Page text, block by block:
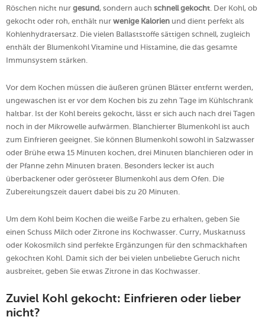
Röschen nicht nur gesund, sondern auch schnell gekocht . Der Kohl, ob
gekocht oder roh, enthält nur wenige Kalorien und dient perfekt als
Kohlenhydratersatz. Die vielen Ballaststoffe sättigen schnell, zugleich
enthält der Blumenkohl Vitamine und Histamine, die das gesamte
Immunsystem stärken.
Vor dem Kochen müssen die äußeren grünen Blätter entfernt werden,
ungewaschen ist er vor dem Kochen bis zu zehn Tage im Kühlschrank
haltbar. Ist der Kohl bereits gekocht, lässt er sich auch nach drei Tagen
noch in der Mikrowelle aufwärmen. Blanchierter Blumenkohl ist auch
zum Einfrieren geeignet. Sie können Blumenkohl sowohl in Salzwasser
oder Brühe etwa 15 Minuten kochen, drei Minuten blanchieren oder in
der Pfanne zehn Minuten braten. Besonders lecker ist auch
überbackener oder gerösteter Blumenkohl aus dem Ofen. Die
Zubereitungszeit dauert dabei bis zu 20 Minuten.
Um dem Kohl beim Kochen die weiße Farbe zu erhalten, geben Sie
einen Schuss Milch oder Zitrone ins Kochwasser. Curry, Muskatnuss
oder Kokosmilch sind perfekte Ergänzungen für den schmackhaften
gekochten Kohl. Damit sich der bei vielen unbeliebte Geruch nicht
ausbreitet, geben Sie etwas Zitrone in das Kochwasser.
Zuviel Kohl gekocht: Einfrieren oder lieber
nicht?